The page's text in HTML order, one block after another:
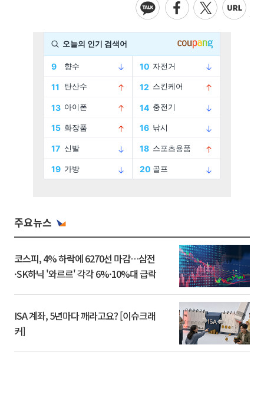
주요뉴스
코스피, 4% 하락에 6270선 마감…삼전
·SK하닉 '와르르' 각각 6%·10%대 급락
ISA 계좌, 5년마다 깨라고요? [이슈크래
커]